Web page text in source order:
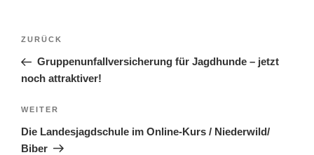
Beitragsnavigation
Vorheriger
Beitrag
ZURÜCK
Gruppenunfallversicherung für Jagdhunde – jetzt
noch attraktiver!
Nächster
Beitrag
WEITER
Die Landesjagdschule im Online-Kurs / Niederwild/
Biber